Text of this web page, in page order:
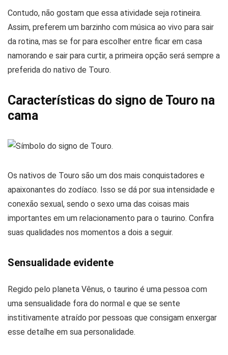
Contudo, não gostam que essa atividade seja rotineira.
Assim, preferem um barzinho com música ao vivo para sair
da rotina, mas se for para escolher entre ficar em casa
namorando e sair para curtir, a primeira opção será sempre a
preferida do nativo de Touro.
Características do signo de Touro na
cama
Os nativos de Touro são um dos mais conquistadores e
apaixonantes do zodíaco. Isso se dá por sua intensidade e
conexão sexual, sendo o sexo uma das coisas mais
importantes em um relacionamento para o taurino. Confira
suas qualidades nos momentos a dois a seguir.
Sensualidade evidente
Regido pelo planeta Vênus, o taurino é uma pessoa com
uma sensualidade fora do normal e que se sente
institivamente atraído por pessoas que consigam enxergar
esse detalhe em sua personalidade.